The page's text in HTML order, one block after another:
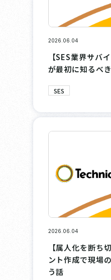
2026.06.04
【SES業界サバ
が最初に知るべ
SES
2026.06.04
【属人化を断ち
ント作成で現場
う話